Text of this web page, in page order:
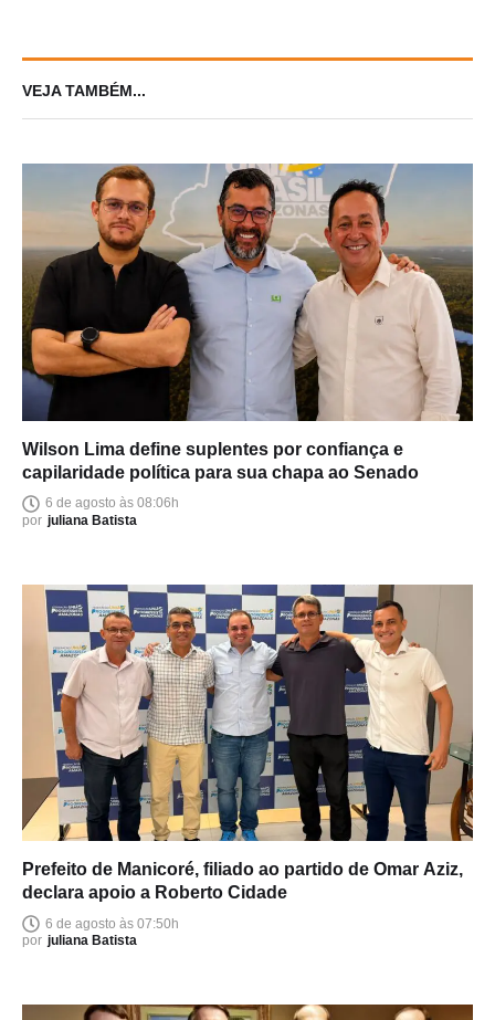
VEJA TAMBÉM...
Wilson Lima define suplentes por confiança e
capilaridade política para sua chapa ao Senado
6 de agosto às 08:06h
por juliana Batista
Prefeito de Manicoré, filiado ao partido de Omar Aziz,
declara apoio a Roberto Cidade
6 de agosto às 07:50h
por juliana Batista